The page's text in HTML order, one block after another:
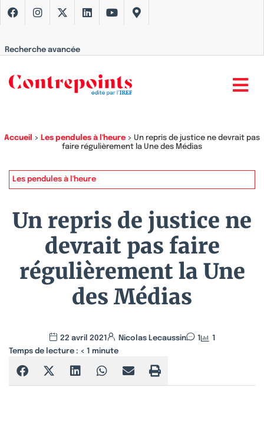
Recherche avancée
Accueil > Les pendules à l'heure > Un repris de justice ne devrait pas
faire régulièrement la Une des Médias
Les pendules à l'heure
Un repris de justice ne
devrait pas faire
régulièrement la Une
des Médias
22 avril 2021 Nicolas Lecaussin 1
1
Temps de lecture : < 1 minute